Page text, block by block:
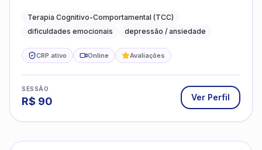
dificuldades do dia a dia
Terapia Cognitivo-Comportamental (TCC)
dificuldades emocionais
depressão / ansiedade
CRP ativo Online Avaliações
SESSÃO
R$ 90 Ver Perfil